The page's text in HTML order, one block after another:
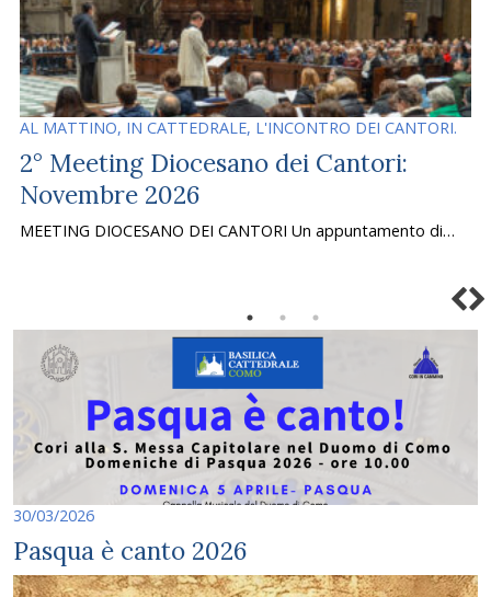
AL MATTINO, IN CATTEDRALE, L'INCONTRO DEI CANTORI.
2° Meeting Diocesano dei Cantori:
Novembre 2026
MEETING DIOCESANO DEI CANTORI Un appuntamento di…
30/03/2026
Pasqua è canto 2026